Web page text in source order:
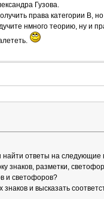
Гузова.
права категории B, но
нмного теорию, ну и
найти ответы на следующие
знаков, разметки,
и светофоров?
и высказать